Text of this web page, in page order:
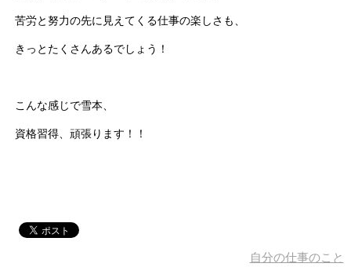
苦労と努力の先に見えてくる仕事の楽しさも、
きっとたくさんあるでしょう！
こんな感じで雪本、
資格習得、頑張ります！！
自分の仕事のこと